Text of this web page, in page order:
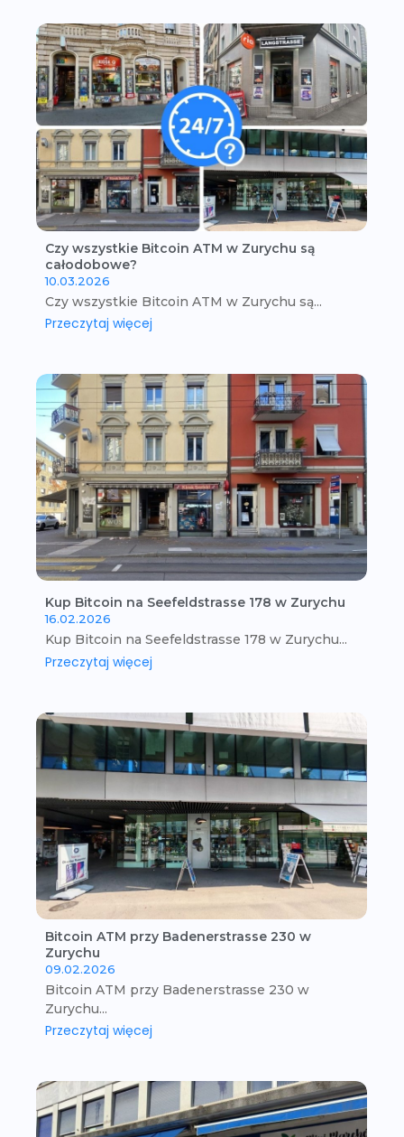
Czy wszystkie Bitcoin ATM w Zurychu są
całodobowe?
10.03.2026
Czy wszystkie Bitcoin ATM w Zurychu są...
Przeczytaj więcej
Kup Bitcoin na Seefeldstrasse 178 w Zurychu
16.02.2026
Kup Bitcoin na Seefeldstrasse 178 w Zurychu...
Przeczytaj więcej
Bitcoin ATM przy Badenerstrasse 230 w
Zurychu
09.02.2026
Bitcoin ATM przy Badenerstrasse 230 w
Zurychu...
Przeczytaj więcej